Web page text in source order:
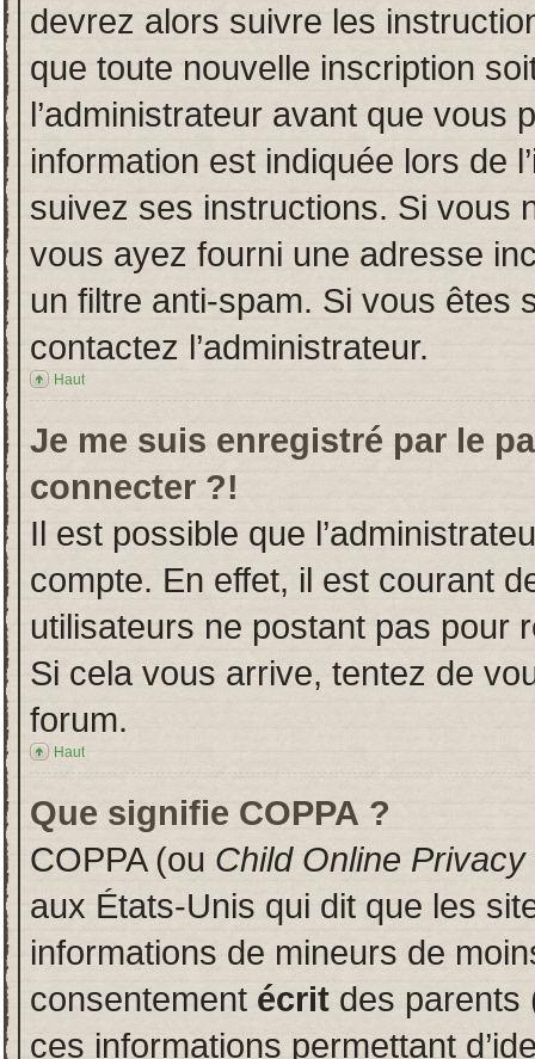
devrez alors suivre les
que toute nouvelle inscription
l’administrateur avant que vous
information est indiquée lors de
suivez ses instructions. Si vous
vous ayez fourni une adresse
un filtre anti-spam. Si vous êtes
contactez l’administrateur.
Haut
Je me suis enregistré par le
connecter ?!
Il est possible que
compte. En effet, il est courant
utilisateurs ne postant pas pour
Si cela vous arrive, tentez de
forum.
Haut
Que signifie COPPA ?
COPPA (ou Child Online
aux États-Unis qui dit que les
informations de mineurs de
consentement écrit des parents
ces informations permettant